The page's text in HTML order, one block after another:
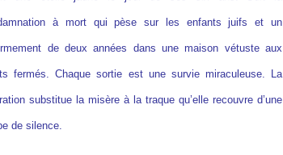
à mort qui pèse sur les enfants juifs et un
de deux années dans une maison vétuste aux
fermés. Chaque sortie est une survie miraculeuse. La
substitue la misère à la traque qu’elle recouvre d’une
de silence.